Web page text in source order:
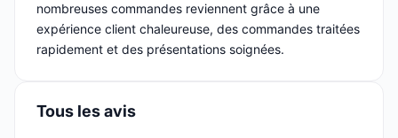
nombreuses commandes reviennent grâce à une
expérience client chaleureuse, des commandes traitées
rapidement et des présentations soignées.
Tous les avis